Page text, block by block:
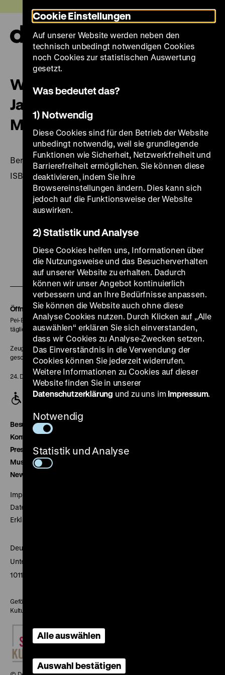
zum
Seiteninhalt
springen
Wir schreiben Geschichten. 25
Jahre Deutsches Historisches
Museum
Berlin 2012, 76 Seiten: überw. Ill., DHM
ISBN 978-3-86102-173-5
Zu
unserer
Instagram
Seite
Zu
unserer
YouTube
Seite
Zu
unserer
Facebook
Seite
unserer
LinkedIn
Seite
Zu
unserer
Soundcloud
Seite
Öffnungszeiten
Pei-Bau:
täglich 10-18 Uhr
Zeughaus:
geschlossen
24. Dezember geschlossen
Besucherservice
Kontakt
Presse
Museumsverein
Newsletter
Impressum
Datenschutz
Erklärung digitale Barrierefreiheit
Deutsches Historisches Museum
Unter den Linden 2
10117 Berlin
Gefördert mit Mitteln des Beauftragten der Bundesregierung für
Kultur und Medien
Cookie Einstellungen
Auf unserer Website werden neben den
technisch unbedingt notwendigen Cookies
noch Cookies zur statistischen Auswertung
gesetzt.
Was bedeutet das?
1) Notwendig
Diese Cookies sind für den Betrieb der Website
unbedingt notwendig, weil sie grundlegende
Funktionen wie Sicherheit, Netzwerkfreiheit und
Barrierefreiheit ermöglichen. Sie können diese
deaktivieren, indem Sie ihre
Browsereinstellungen ändern. Dies kann sich
jedoch auf die Funktionsweise der Website
auswirken.
2) Statistik und Analyse
Diese Cookies helfen uns, Informationen über
die Nutzungsweise und das Besucherverhalten
auf unserer Website zu erhalten. Dadurch
können wir unser Angebot kontinuierlich
verbessern und an Ihre Bedürfnisse anpassen.
Sie können die Website auch ohne diese
Analyse Cookies nutzen. Durch Klicken auf „Alle
auswählen“ erklären Sie sich einverstanden,
dass wir Cookies zu Analyse-Zwecken setzen.
Das Einverständnis in die Verwendung der
Cookies können Sie jederzeit widerrufen.
Weitere Informationen zu Cookies auf dieser
Website finden Sie in unserer
Datenschutzerklärung und zu uns im Impressum.
Notwendig
Statistik und Analyse
Alle auswählen
Auswahl bestätigen